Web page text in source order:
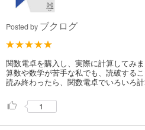
Posted by ブクログ
関数電卓を購入し、実際に計算してみま
算数や数学が苦手な私でも、読破するこ
読み終わったら、関数電卓でいろいろ計
1